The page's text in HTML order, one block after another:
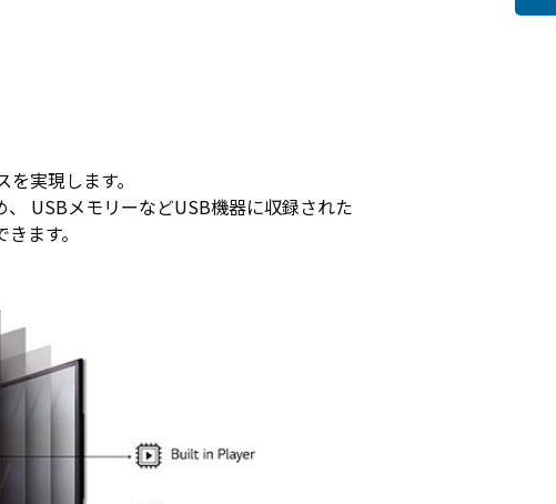
実現します。
USBメモリーなどUSB機器に収録された
ます。